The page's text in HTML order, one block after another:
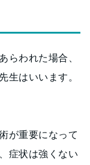
らわれた場合、
生はいいます。
が重要になって
症状は強くない